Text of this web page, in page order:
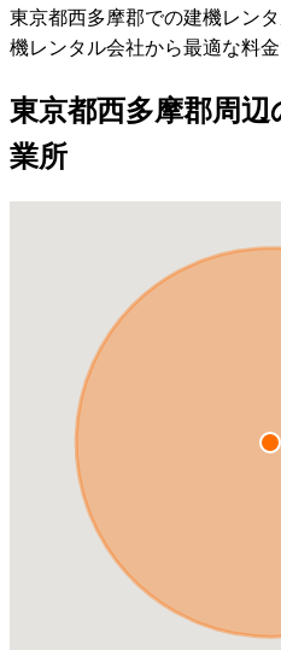
東京都西多摩郡での建機レン
機レンタル会社から最適な料
東京都西多摩郡周
業所